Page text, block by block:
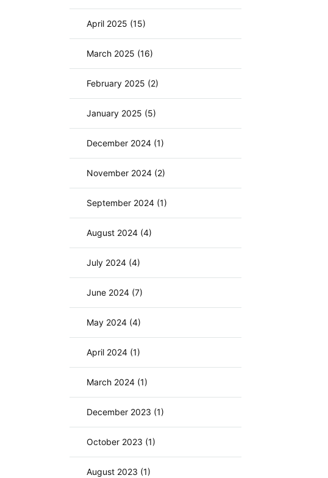
April 2025 (15)
March 2025 (16)
February 2025 (2)
January 2025 (5)
December 2024 (1)
November 2024 (2)
September 2024 (1)
August 2024 (4)
July 2024 (4)
June 2024 (7)
May 2024 (4)
April 2024 (1)
March 2024 (1)
December 2023 (1)
October 2023 (1)
August 2023 (1)